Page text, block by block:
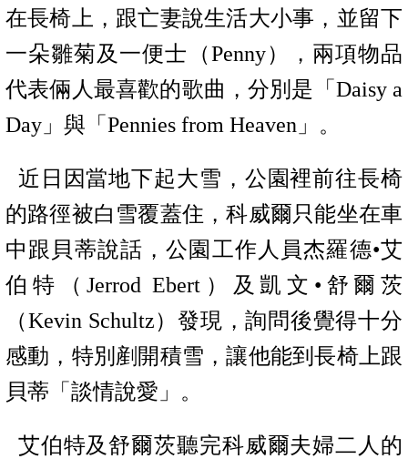
在長椅上，跟亡妻說生活大小事 ，並留下
一朵雛菊及一便士（Penny），兩項物品
代表倆人最喜歡的歌曲，分別是「 Daisy a
Day 」與「 Pennies from Heaven 」。
近日因當地下起大雪，公園裡前往長椅
的路徑被白雪覆蓋住，科威爾只能坐在車
中跟貝蒂說話，公園工作人員杰羅德•艾
伯特（Jerrod Ebert ）及凱文•舒爾茨
（Kevin Schultz）發現，詢問後覺得十分
感動，特別剷開積雪，讓他能到長椅上跟
貝蒂「談情說愛」。
艾伯特及舒爾茨聽完科威爾夫婦二人的